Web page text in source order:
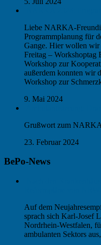
Liebe NARKA-
Programmplanung für
Gange. Hier wollen wir
Freitag – Workshoptag
Workshop zur
außerdem konnten wir
Workshop zur
9. Mai 2024
Grußwort zum
23. Februar 2024
BePo-News
Auf dem
sprach sich Karl-Josef
Nordrhein-Westfalen,
ambulanten Sektors